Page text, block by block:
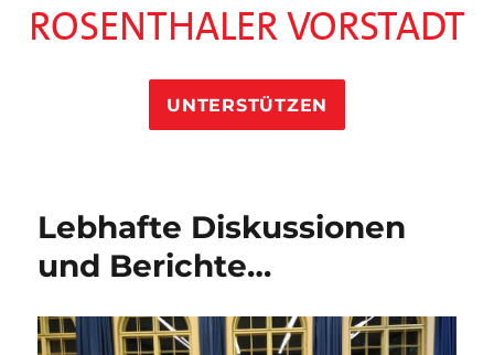
ROSENTHALER VORSTADT
UNTERSTÜTZEN
Lebhafte Diskussionen
und Berichte…